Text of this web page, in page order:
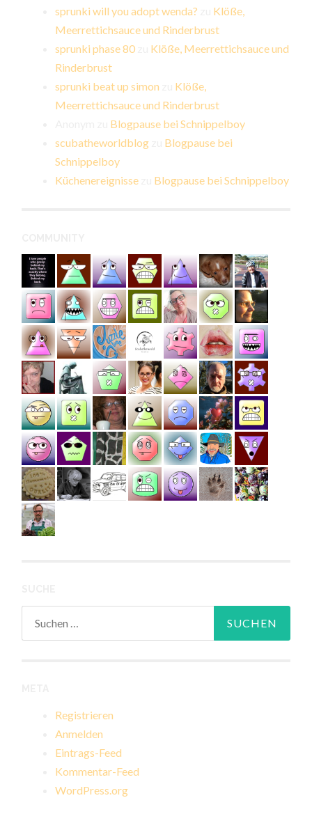
sprunki will you adopt wenda?
Klöße,
Meerrettichsauce und Rinderbrust
sprunki phase 80
Klöße, Meerrettichsauce und
Rinderbrust
sprunki beat up simon
Klöße,
Meerrettichsauce und Rinderbrust
Blogpause bei Schnippelboy
scubatheworldblog
Blogpause bei
Schnippelboy
Küchenereignisse
Blogpause bei Schnippelboy
Registrieren
Anmelden
Eintrags-Feed
Kommentar-Feed
WordPress.org